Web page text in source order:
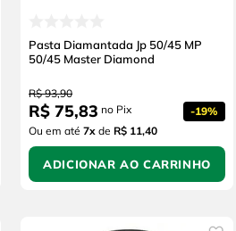
Pasta Diamantada Jp 50/45 MP
50/45 Master Diamond
R$ 93,90
R$ 75,83 no Pix -19%
Ou em até 7x de R$ 11,40
ADICIONAR AO CARRINHO